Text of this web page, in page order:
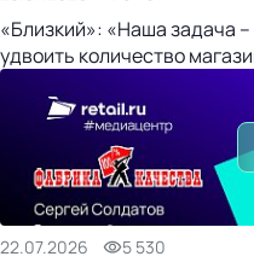
«Близкий»: «Наша задача
удвоить количество
22.07.2026 5 530